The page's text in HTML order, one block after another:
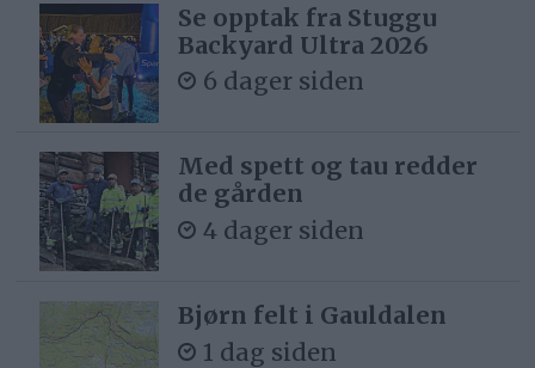
Se opptak fra Stuggu
Backyard Ultra 2026
6 dager siden
Med spett og tau redder
de gården
4 dager siden
Bjørn felt i Gauldalen
1 dag siden